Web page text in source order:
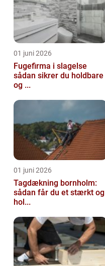
01 juni 2026
Fugefirma i slagelse
sådan sikrer du holdbare
og ...
01 juni 2026
Tagdækning bornholm:
sådan får du et stærkt og
hol...